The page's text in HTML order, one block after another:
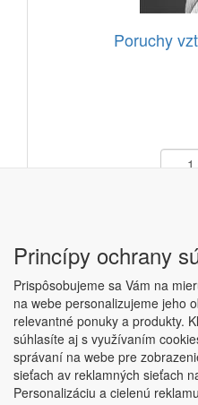
Poruchy
Copyright © ABRA ESHOP
|Nastavenie súkromia
Princípy ochrany
Prispôsobujeme sa Vám na
na webe personalizujeme jeho
relevantné ponuky a produkty.
súhlasíte aj s využívaním
správaní na webe pre
sieťach av reklamných sieťach
Personalizáciu a cielenú